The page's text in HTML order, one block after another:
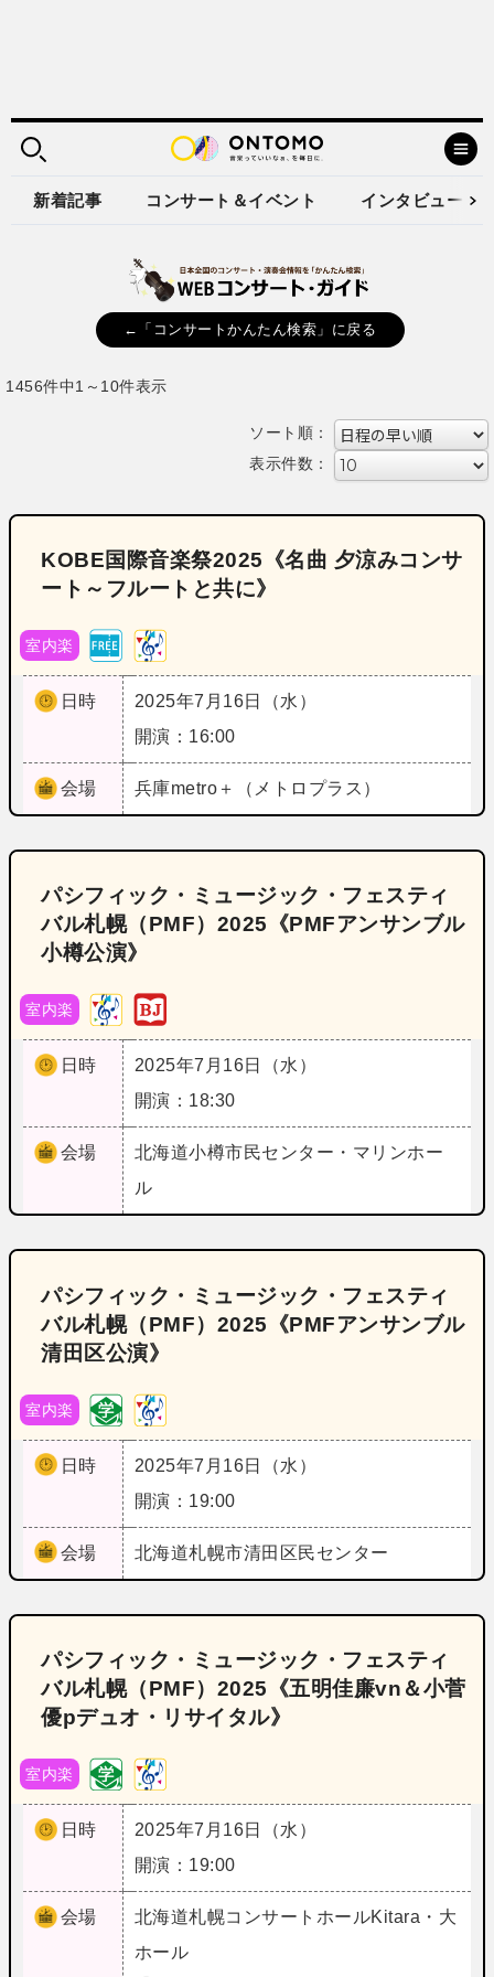
新着記事 コンサート＆イベント インタビュー
←「コンサートかんたん検索」に戻る
1456件中1～10件表示
ソート順：
表示件数：
KOBE国際音楽祭2025《名曲 夕涼みコンサ
ート～フルートと共に》
室内楽
日時
2025年7月16日（水）
開演：16:00
会場 兵庫metro＋（メトロプラス）
パシフィック・ミュージック・フェスティ
バル札幌（PMF）2025《PMFアンサンブル
小樽公演》
室内楽
日時
2025年7月16日（水）
開演：18:30
会場 北海道小樽市民センター・マリンホー
ル
パシフィック・ミュージック・フェスティ
バル札幌（PMF）2025《PMFアンサンブル
清田区公演》
室内楽
日時
2025年7月16日（水）
開演：19:00
会場 北海道札幌市清田区民センター
パシフィック・ミュージック・フェスティ
バル札幌（PMF）2025《五明佳廉vn＆小菅
優pデュオ・リサイタル》
室内楽
日時
2025年7月16日（水）
開演：19:00
会場 北海道札幌コンサートホールKitara・大
ホール